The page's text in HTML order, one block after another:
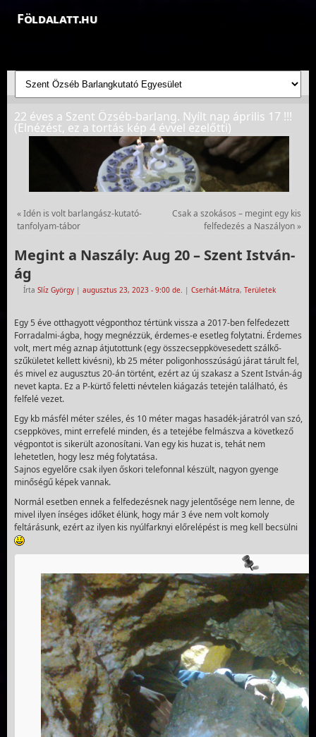
Földalatt.hu
Felfedezések a föld alatt - feltáró barlangkutatások
22 éves a Szent Özséb-barlang. Nyílt nap április 17 !!!
(Elnézést, ez a tortás kép 4 évvel ezelőtti)
«Idén is volt barlangász-kutató-
tanfolyam-tábor
Csak a szokásos – megint egy kis
felfedezés a Naszályon»
Megint a Naszály: Aug 20 – Szent István-
ág
Írta Slíz György | augusztus 23, 2023 - 9:00 de. | Cserhát-Mátra, Területek
Egy 5 éve otthagyott végponthoz tértünk vissza a 2017-ben felfedezett
Forradalmi-ágba, hogy megnézzük, érdemes-e esetleg folytatni. Érdemes
volt, mert még aznap átjutottunk (egy összecseppkövesedett szálkő-
szűkületet kellett kivésni), kb 25 méter poligonhosszúságú járat tárult fel,
és mivel ez augusztus 20-án történt, ezért az új szakasz a Szent István-ág
nevet kapta. Ez a P-kürtő feletti névtelen kiágazás tetején található, és
felfelé vezet.
Egy kb másfél méter széles, és 10 méter magas hasadék-járatról van szó,
cseppköves, mint errefelé minden, és a tetejébe felmászva a következő
végpontot is sikerült azonosítani. Van egy kis huzat is, tehát nem
lehetetlen, hogy lesz még folytatása.
Sajnos egyelőre csak ilyen őskori telefonnal készült, nagyon gyenge
minőségű képek vannak.
Normál esetben ennek a felfedezésnek nagy jelentősége nem lenne, de
mivel ilyen ínséges időket élünk, hogy már 3 éve nem volt komoly
feltárásunk, ezért az ilyen kis nyúlfarknyi előrelépést is meg kell becsülni